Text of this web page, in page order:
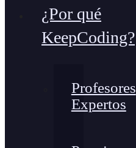
¿Por qué
KeepCoding?
Profesores
Expertos